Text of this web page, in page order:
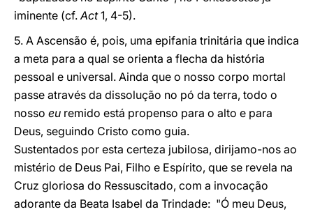
iminente (cf.Act1, 4-5).
5. A Ascensão é, pois, uma epifania trinitária que indica
a meta para a qual se orienta a flecha da história
pessoal e universal. Ainda que o nosso corpo mortal
passe através da dissolução no pó da terra, todo o
nosso eu remido está propenso para o alto e para
Deus, seguindo Cristo como guia.
Sustentados por esta certeza jubilosa, dirijamo-nos ao
mistério de Deus Pai, Filho e Espírito, que se revela na
Cruz gloriosa do Ressuscitado, com a invocação
adorante da Beata Isabel da Trindade: "Ó meu Deus,